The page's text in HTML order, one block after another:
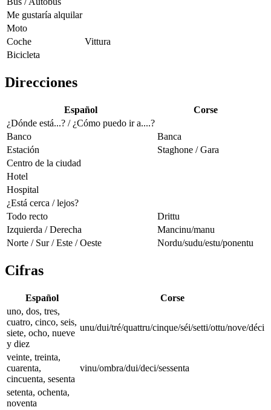
Me gustaría alquilar
Moto
Coche
Vittura
Bicicleta
Direcciones
Español
Corse
¿Dónde está...? / ¿Cómo puedo ir a....?
Banco
Banca
Estación
Staghone / Gara
Centro de la ciudad
Hotel
Hospital
¿Está cerca / lejos?
Todo recto
Drittu
Izquierda / Derecha
Mancinu/manu
Norte / Sur / Este / Oeste
Nordu/sudu/estu/ponentu
Cifras
Español
Corse
uno, dos, tres,
cuatro, cinco, seis,
siete, ocho, nueve
y diez
unu/dui/tré/quattru/cinque/séi/setti/ottu/nove/déci
veinte, treinta,
cuarenta,
cincuenta, sesenta
vinu/ombra/dui/deci/sessenta
setenta, ochenta,
noventa